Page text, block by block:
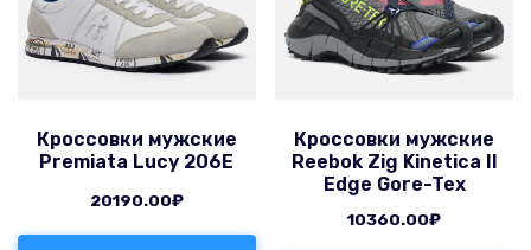
Кроссовки мужские
Premiata Lucy 206E
20190.00₽
Кроссовки мужские
Reebok Zig Kinetica II
Edge Gore-Tex
10360.00₽